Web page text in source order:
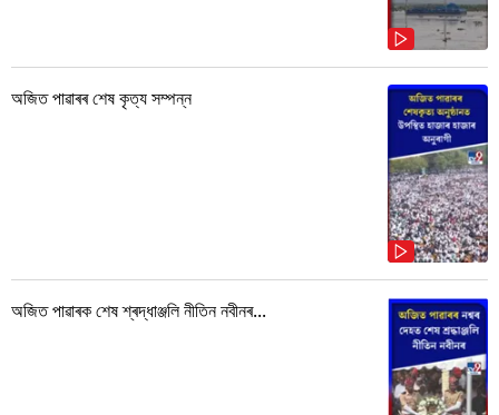
অজিত পাৱাৰৰ শেষ কৃত্য সম্পন্ন
অজিত পাৱাৰক শেষ শ্ৰদ্ধাঞ্জলি নীতিন নবীনৰ...